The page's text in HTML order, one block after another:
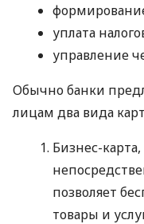
уплата
управление
Обычно банки
лицам два вида
Бизнес-
позволяет
товары и